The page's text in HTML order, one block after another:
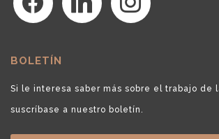
BOLETÍN
Si le interesa saber más sobre el trabajo de
suscríbase a nuestro boletín.